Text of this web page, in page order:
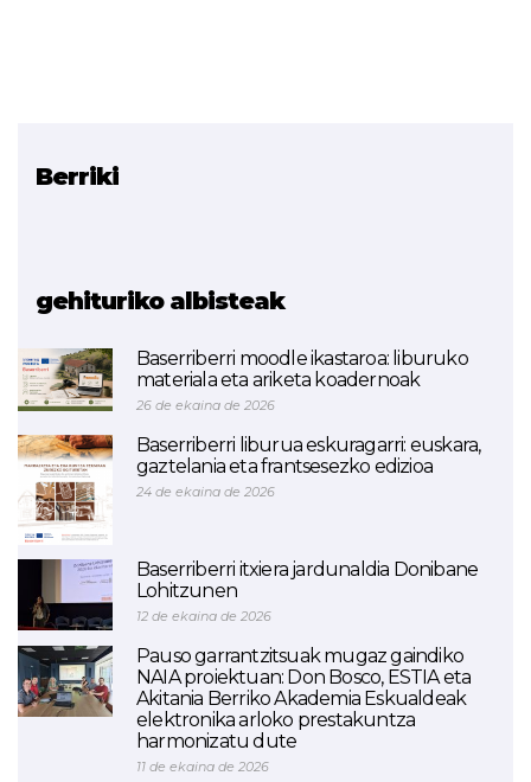
Berriki
gehituriko albisteak
Baserriberri moodle ikastaroa: liburuko
materiala eta ariketa koadernoak
26 de ekaina de 2026
Baserriberri liburua eskuragarri: euskara,
gaztelania eta frantsesezko edizioa
24 de ekaina de 2026
Baserriberri itxiera jardunaldia Donibane
Lohitzunen
12 de ekaina de 2026
Pauso garrantzitsuak mugaz gaindiko
NAIA proiektuan: Don Bosco, ESTIA eta
Akitania Berriko Akademia Eskualdeak
elektronika arloko prestakuntza
harmonizatu dute
11 de ekaina de 2026